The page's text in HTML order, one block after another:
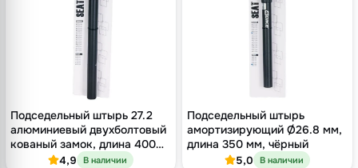
Подседельный штырь 27.2
алюминиевый двухболтовый
кованый замок, длина 400
мм, оффсет 9 мм, чёрный
4,9 В наличии
Подседельный штырь
амортизирующий Ø26.8 мм,
длина 350 мм, чёрный
5,0 В наличии